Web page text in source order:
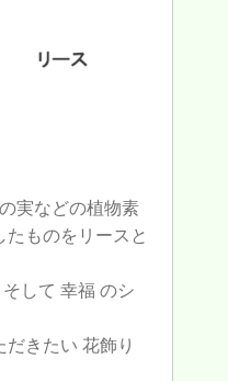
実などの植物素
ものをリースと
して 幸福 のシ
だきたい 花飾り